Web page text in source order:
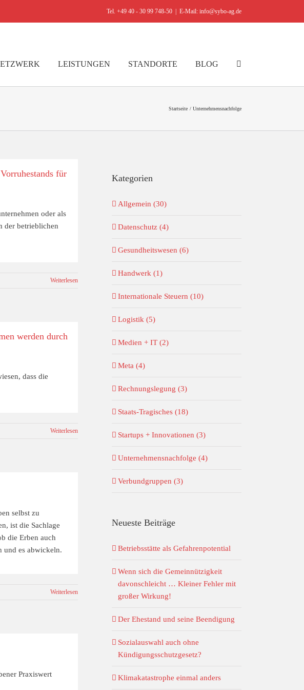
Tel. +49 40 - 30 99 748-50 E-Mail: info@sybo-ag.de
LEISTUNGEN STANDORTE BLOG
Startseite Unternehmensnachfolge
für
oder als
der betrieblichen
Weiterlesen
werden durch
dass die
Weiterlesen
selbst zu
ist die Sachlage
die Erben auch
und es abwickeln.
Weiterlesen
Praxiswert
Kategorien
Allgemein (30)
Datenschutz (4)
Gesundheitswesen (6)
Handwerk (1)
Internationale Steuern (10)
Logistik (5)
Medien + IT (2)
Meta (4)
Rechnungslegung (3)
Staats-Tragisches (18)
Startups + Innovationen (3)
Unternehmensnachfolge (4)
Verbundgruppen (3)
Neueste Beiträge
Betriebsstätte als Gefahrenpotential
Wenn sich die Gemeinnützigkeit
davonschleicht … Kleiner Fehler mit
großer Wirkung!
Der Ehestand und seine Beendigung
Sozialauswahl auch ohne
Kündigungsschutzgesetz?
Klimakatastrophe einmal anders